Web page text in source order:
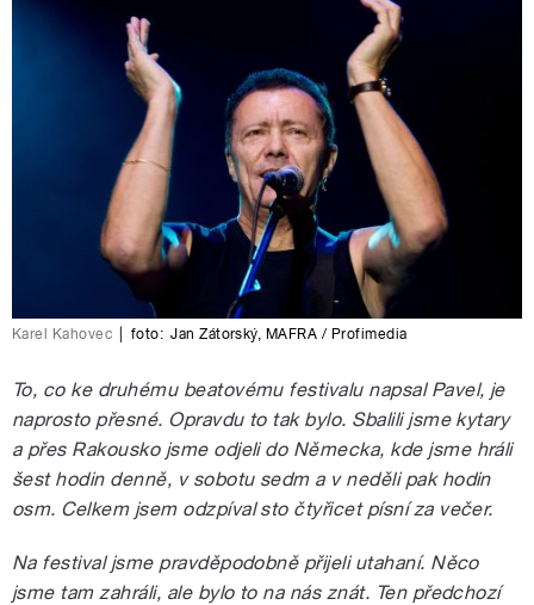
Karel Kahovec foto: Jan Zátorský, MAFRA / Profimedia
To, co ke druhému beatovému festivalu napsal Pavel, je
naprosto přesné. Opravdu to tak bylo. Sbalili jsme kytary
a přes Rakousko jsme odjeli do Německa, kde jsme hráli
šest hodin denně, v sobotu sedm a v neděli pak hodin
osm. Celkem jsem odzpíval sto čtyřicet písní za večer.
Na festival jsme pravděpodobně přijeli utahaní. Něco
jsme tam zahráli, ale bylo to na nás znát. Ten předchozí